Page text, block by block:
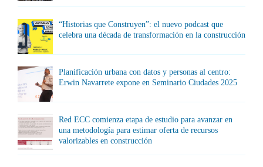
“Historias que Construyen”: el nuevo podcast que
celebra una década de transformación en la construcción
Planificación urbana con datos y personas al centro:
Erwin Navarrete expone en Seminario Ciudades 2025
Red ECC comienza etapa de estudio para avanzar en
una metodología para estimar oferta de recursos
valorizables en construcción